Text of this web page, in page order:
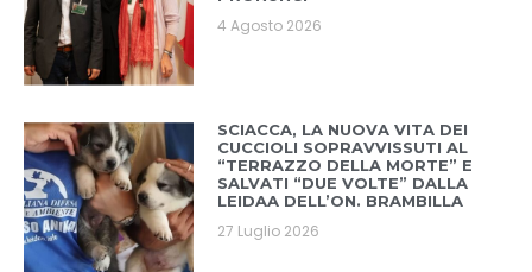
4 Agosto 2026
SCIACCA, LA NUOVA VITA DEI
CUCCIOLI SOPRAVVISSUTI AL
“TERRAZZO DELLA MORTE” E
SALVATI “DUE VOLTE” DALLA
LEIDAA DELL’ON. BRAMBILLA
27 Luglio 2026